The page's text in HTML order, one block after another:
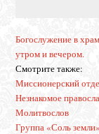
Богослужение в
утром и вечером.
Смотрите также:
Миссионерский
Незнакомое
Молитвослов
Группа «Соль земли»